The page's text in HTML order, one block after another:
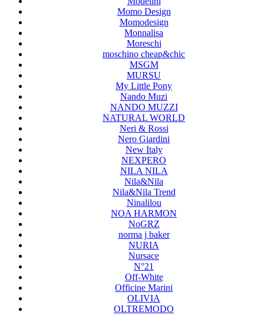
Momo Design
Momodesign
Monnalisa
Moreschi
moschino cheap&chic
MSGM
MURSU
My Little Pony
Nando Muzi
NANDO MUZZI
NATURAL WORLD
Neri & Rossi
Nero Giardini
New Italy
NEXPERO
NILA NILA
Nila&Nila
Nila&Nila Trend
Ninalilou
NOA HARMON
NoGRZ
norma j baker
NURIA
Nursace
N°21
Off-White
Officine Marini
OLIVIA
OLTREMODO